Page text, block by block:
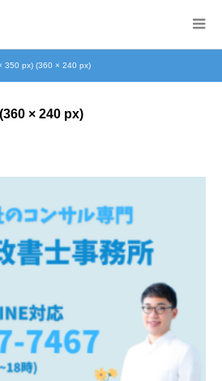
350 px) (360 × 240 px)
× 240 px)